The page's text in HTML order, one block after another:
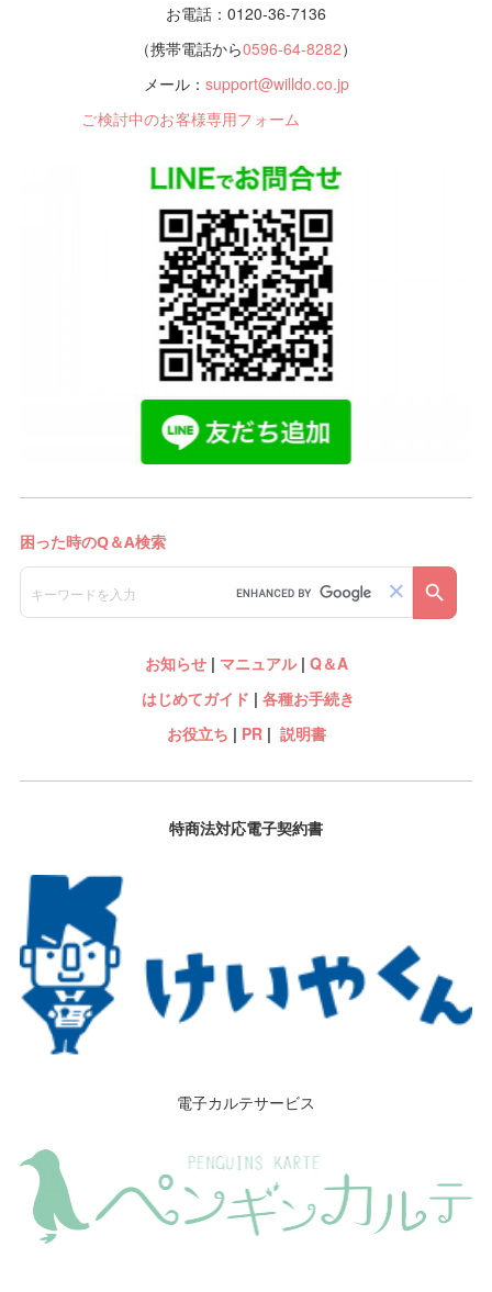
お電話：0120-36-7136
（携帯電話から0596-64-8282）
メール： support@willdo.co.jp
ご検討中のお客様専用フォーム
お知らせ| マニュアル| Q＆A
はじめてガイド | 各種お手続き
お役立ち | PR| 説明書
特商法対応電子契約書
電子カルテサービス